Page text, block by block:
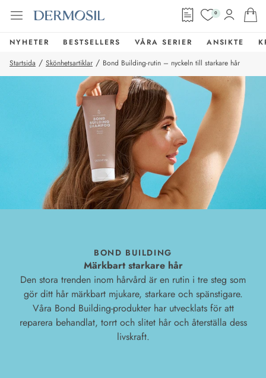
0
NYHETER BESTSELLERS VÅRA SERIER ANSIKTE
Startsida / Skönhetsartiklar / Bond Building‑rutin – nyckeln till starkare hår
BOND BUILDING
Märkbart starkare hår
Den stora trenden inom hårvård är en rutin i tre steg som
gör ditt hår märkbart mjukare, starkare och spänstigare.
Våra Bond Building-produkter har utvecklats för att
reparera behandlat, torrt och slitet hår och återställa dess
livskraft.